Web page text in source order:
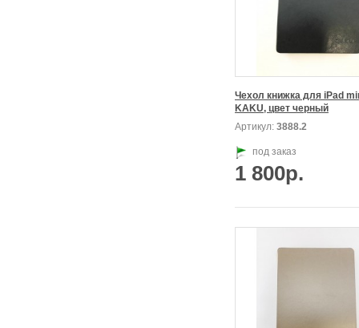
Чехол книжка для iPad
KAKU, цвет черный
Артикул: 3888.2
под заказ
1 800р.